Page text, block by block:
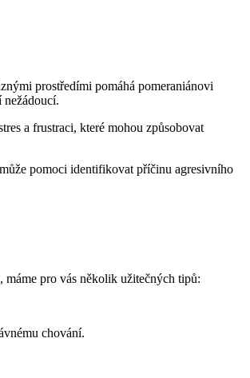
prostředími pomáhá⁣ pomeraniánovi
nežádoucí.
a frustraci, které mohou způsobovat
pomoci identifikovat příčinu agresivního
máme ‍pro vás několik užitečných ⁣tipů:
chování.